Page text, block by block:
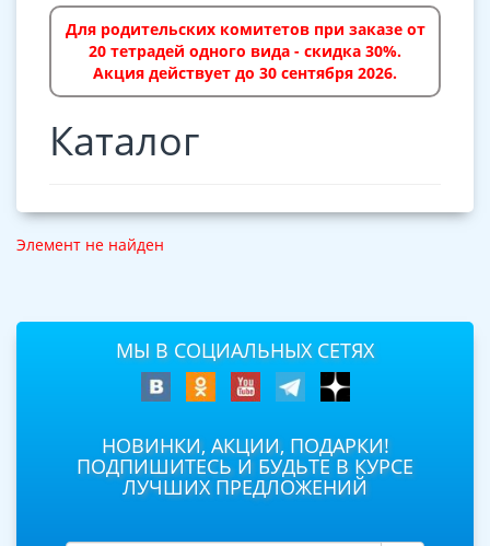
Для родительских комитетов при заказе от
20 тетрадей одного вида - скидка 30%.
Акция действует до 30 сентября 2026.
Каталог
Элемент не найден
МЫ В СОЦИАЛЬНЫХ СЕТЯХ
НОВИНКИ, АКЦИИ, ПОДАРКИ!
ПОДПИШИТЕСЬ И БУДЬТЕ В КУРСЕ
ЛУЧШИХ ПРЕДЛОЖЕНИЙ